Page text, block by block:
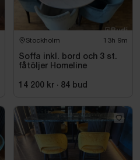
Stockholm 13h 9m
Soffa inkl. bord och 3 st.
fåtöljer Homeline
14 200 kr · 84 bud